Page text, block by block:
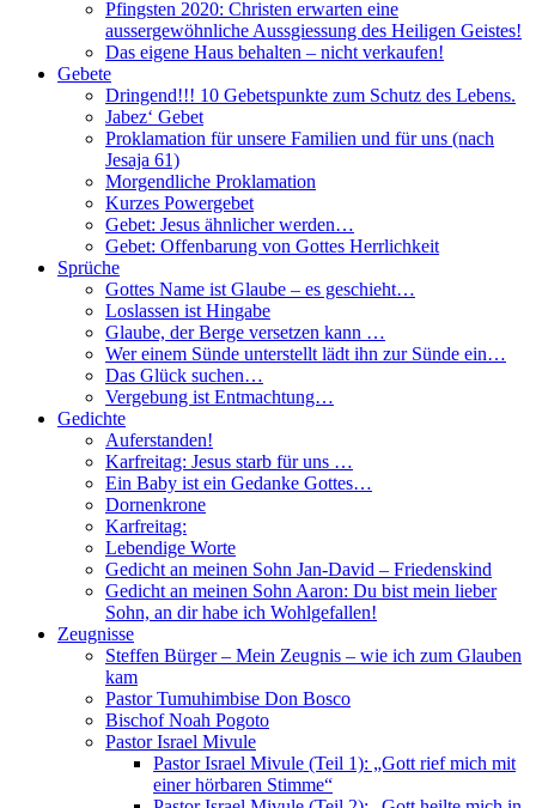
Pfingsten 2020: Christen erwarten eine
aussergewöhnliche Aussgiessung des Heiligen Geistes!
Das eigene Haus behalten – nicht verkaufen!
Gebete
Dringend!!! 10 Gebetspunkte zum Schutz des Lebens.
Jabez‘ Gebet
Proklamation für unsere Familien und für uns (nach
Jesaja 61)
Morgendliche Proklamation
Kurzes Powergebet
Gebet: Jesus ähnlicher werden…
Gebet: Offenbarung von Gottes Herrlichkeit
Sprüche
Gottes Name ist Glaube – es geschieht…
Loslassen ist Hingabe
Glaube, der Berge versetzen kann …
Wer einem Sünde unterstellt lädt ihn zur Sünde ein…
Das Glück suchen…
Vergebung ist Entmachtung…
Gedichte
Auferstanden!
Karfreitag: Jesus starb für uns …
Ein Baby ist ein Gedanke Gottes…
Dornenkrone
Karfreitag:
Lebendige Worte
Gedicht an meinen Sohn Jan-David – Friedenskind
Gedicht an meinen Sohn Aaron: Du bist mein lieber
Sohn, an dir habe ich Wohlgefallen!
Zeugnisse
Steffen Bürger – Mein Zeugnis – wie ich zum Glauben
kam
Pastor Tumuhimbise Don Bosco
Bischof Noah Pogoto
Pastor Israel Mivule
Pastor Israel Mivule (Teil 1): „Gott rief mich mit
einer hörbaren Stimme“